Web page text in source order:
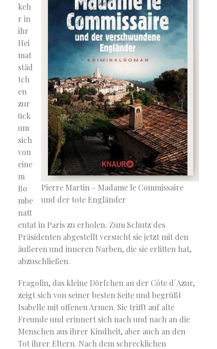
Pierre Martin – Madame le Commissaire
und der tote Engländer
keh
r in
ihr
Hei
mat
städ
tch
en
zur
ück
um
sich
von
eine
m
Bo
mbe
natt
entat in Paris zu erholen. Zum Schutz des
Präsidenten abgestellt versucht sie jetzt mit den
äußeren und inneren Narben, die sie erlitten hat,
abzuschließen.
Fragolin, das kleine Dörfchen an der Côte d´Azur,
zeigt sich von seiner besten Seite und begrüßt
Isabelle mit offenen Armen. Sie trifft auf alte
Freunde und erinnert sich nach und nach an die
Menschen aus ihrer Kindheit, aber auch an den
Tot ihrer Eltern. Nach dem schrecklichen